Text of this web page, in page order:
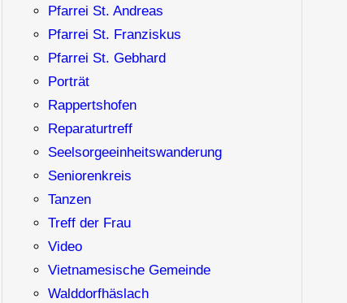
Pfarrei St. Andreas
Pfarrei St. Franziskus
Pfarrei St. Gebhard
Porträt
Rappertshofen
Reparaturtreff
Seelsorgeeinheitswanderung
Seniorenkreis
Tanzen
Treff der Frau
Video
Vietnamesische Gemeinde
Walddorfhäslach